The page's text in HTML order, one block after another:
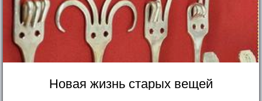
Новая жизнь старых вещей